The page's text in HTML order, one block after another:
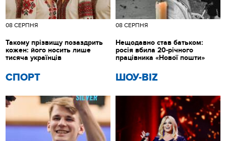
СПОРТ ШОУ-BIZ
08 СЕРПНЯ
Такому прізвищу позаздрить
кожен: його носить лише
тисяча українців
08 СЕРПНЯ
Нещодавно став батьком:
росія вбила 20-річного
працівника «Нової пошти»